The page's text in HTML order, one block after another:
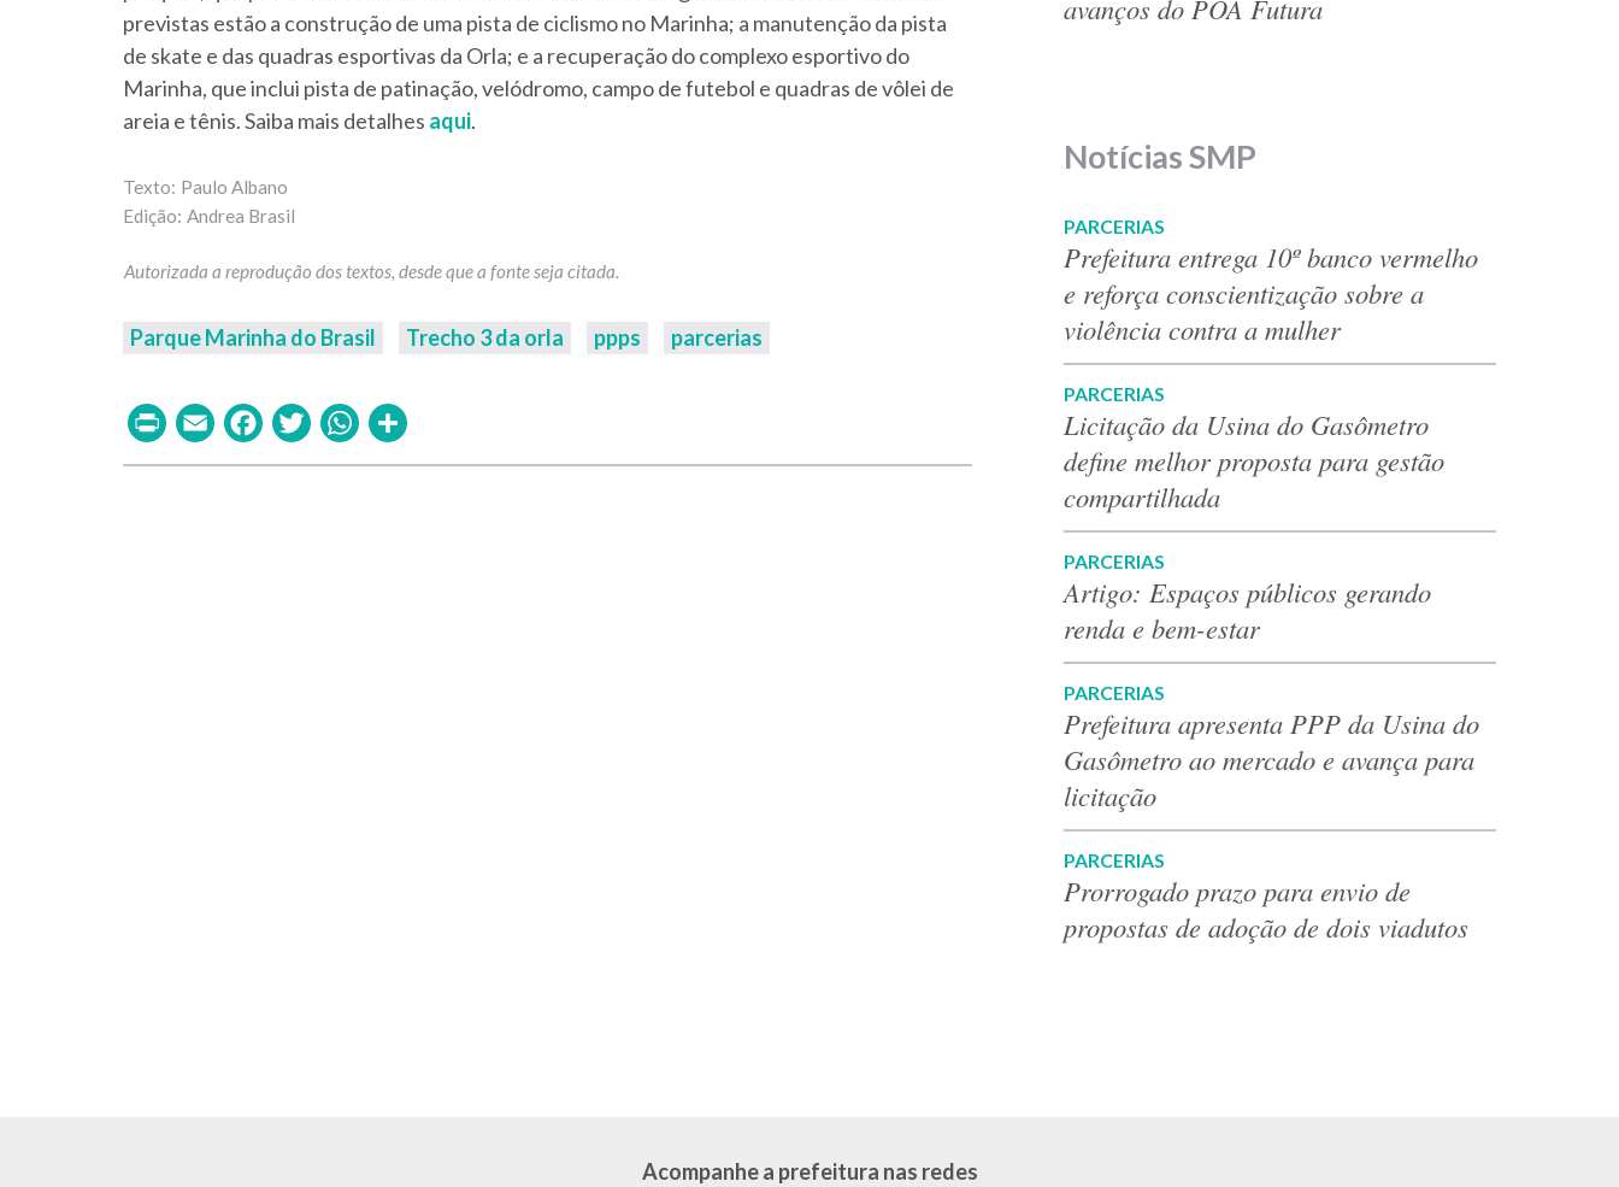
previstas estão a construção de uma pista de ciclismo no Marinha; a manutenção da pista
de skate e das quadras esportivas da Orla; e a recuperação do complexo esportivo do
Marinha, que inclui pista de patinação, velódromo, campo de futebol e quadras de vôlei de
areia e tênis. Saiba mais detalhes aqui.
Paulo Albano
Andrea Brasil
Parque Marinha do Brasil Trecho 3 da orla ppps parcerias
PrintEmailFacebook
TwitterWhatsApp
avanços do POA Futura
Notícias SMP
PARCERIAS
Prefeitura entrega 10º banco vermelho
e reforça conscientização sobre a
violência contra a mulher
PARCERIAS
Licitação da Usina do Gasômetro
define melhor proposta para gestão
compartilhada
PARCERIAS
Artigo: Espaços públicos gerando
renda e bem-estar
PARCERIAS
Prefeitura apresenta PPP da Usina do
Gasômetro ao mercado e avança para
licitação
PARCERIAS
Prorrogado prazo para envio de
propostas de adoção de dois viadutos
Acompanhe a prefeitura nas redes